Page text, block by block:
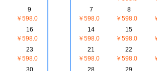
9
￥598.0
16
￥598.0
23
￥598.0
30
7
￥598.0
8
￥598.0
14
￥598.0
15
￥598.0
21
￥598.0
22
￥598.0
28
29